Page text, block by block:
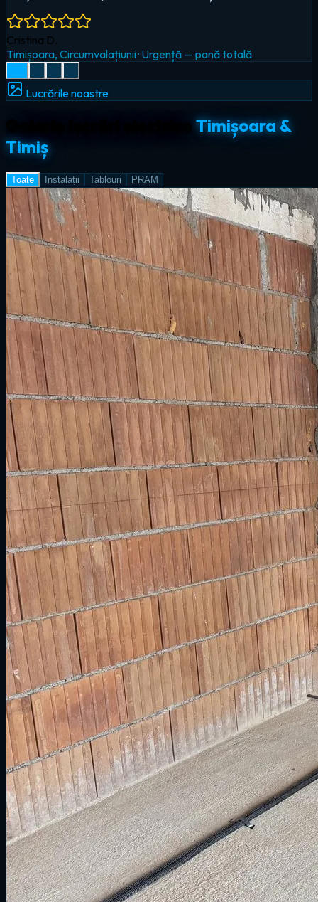
Radu I.
Giroc·Iluminat LED & smart home
Lucrările noastre
Timișoara &
Timiș
Toate Instalații Tablouri PRAM